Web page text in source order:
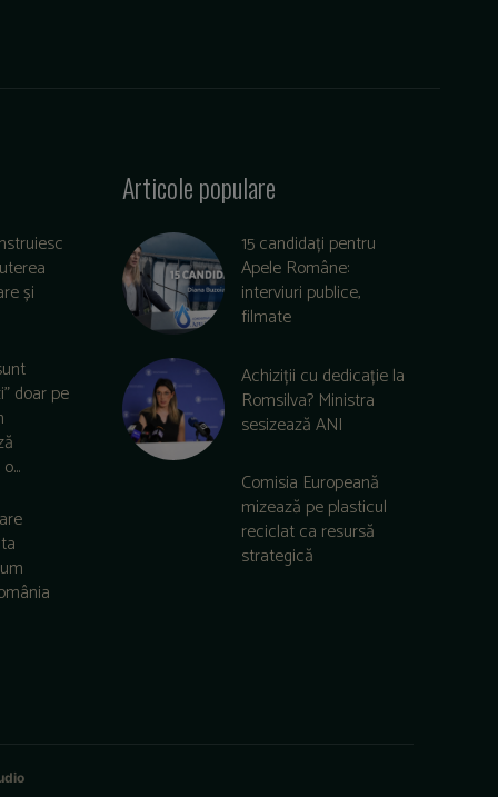
și
doar pe
Articole populare
15 candidați pentru
Apele Române:
interviuri publice,
filmate
Achiziții cu dedicație la
Romsilva? Ministra
sesizează ANI
Comisia Europeană
mizează pe plasticul
reciclat ca resursă
strategică